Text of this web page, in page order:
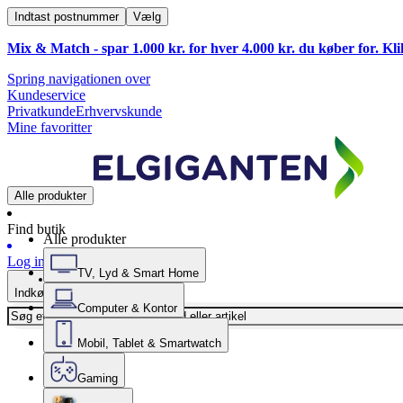
Indtast postnummer Vælg
Mix & Match - spar 1.000 kr. for hver 4.000 kr. du køber for.
Spring navigationen over
Kundeservice
PrivatkundeErhvervskunde
Mine favoritter
Alle produkter
Find butik
Log ind
Indkøbskurv
Alle produkter
TV, Lyd & Smart Home
Computer & Kontor
Mobil, Tablet & Smartwatch
Gaming